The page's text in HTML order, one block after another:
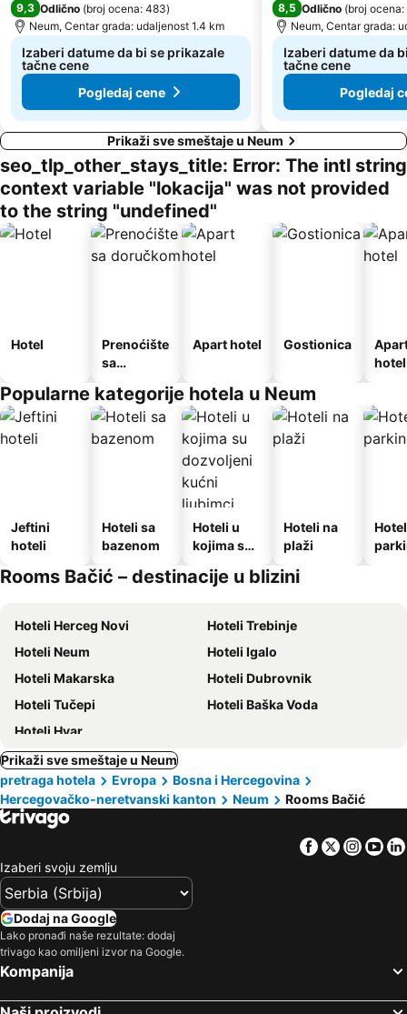
9,3 Odlično (broj ocena: 483)
Neum, Centar grada: udaljenost 1.4 km
Izaberi datume da bi se prikazale
tačne cene
Pogledaj cene
8,5 Odlično (broj ocena:
Neum, Centar grada:
Izaberi datume da
tačne cene
Pogledaj
Prikaži sve smeštaje u Neum
seo_tlp_other_stays_title: Error: The intl string
context variable "lokacija" was not provided
to the string "undefined"
Hotel
Prenoćište
sa
Apart hotel Gostionica
hotel
Popularne kategorije hotela u Neum
Jeftini
hoteli
Hoteli sa
bazenom
Hoteli u
kojima su
kućni
Hoteli na
plaži
Rooms Bačić – destinacije u blizini
Hoteli Herceg Novi
Hoteli Trebinje
Hoteli Neum
Hoteli Igalo
Hoteli Makarska
Hoteli Dubrovnik
Hoteli Tučepi
Hoteli Baška Voda
Hoteli Hvar
Prikaži sve smeštaje u Neum
pretraga hotela
Evropa
Bosna i Hercegovina
Hercegovačko-neretvanski kanton
Neum Rooms Bačić
Facebook
Twitter
Izaberi svoju zemlju
Dodaj na Google
Lako pronađi naše rezultate: dodaj
trivago kao omiljeni izvor na Google.
Kompanija